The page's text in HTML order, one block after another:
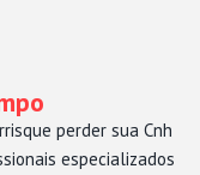
perder sua Cnh
especializados